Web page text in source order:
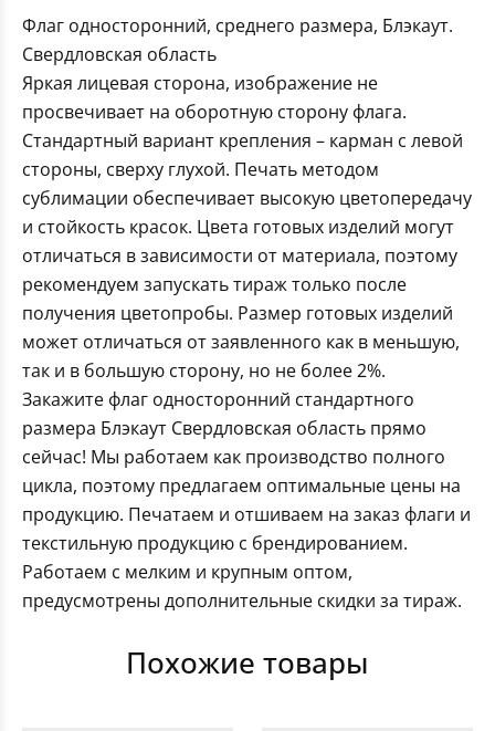
Флаг односторонний, среднего размера, Блэкаут.
Свердловская область
Яркая лицевая сторона, изображение не
просвечивает на оборотную сторону флага.
Стандартный вариант крепления – карман с левой
стороны, сверху глухой. Печать методом
сублимации обеспечивает высокую цветопередачу
и стойкость красок. Цвета готовых изделий могут
отличаться в зависимости от материала, поэтому
рекомендуем запускать тираж только после
получения цветопробы. Размер готовых изделий
может отличаться от заявленного как в меньшую,
так и в большую сторону, но не более 2%.
Закажите флаг односторонний стандартного
размера Блэкаут Свердловская область прямо
сейчас! Мы работаем как производство полного
цикла, поэтому предлагаем оптимальные цены на
продукцию. Печатаем и отшиваем на заказ флаги и
текстильную продукцию с брендированием.
Работаем с мелким и крупным оптом,
предусмотрены дополнительные скидки за тираж.
Похожие товары